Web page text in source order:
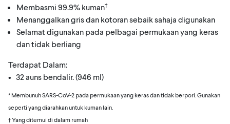
Membasmi 99.9% kuman†
Menanggalkan gris dan kotoran sebaik sahaja digunakan
Selamat digunakan pada pelbagai permukaan yang keras
dan tidak berliang
Terdapat Dalam:
• 32 auns bendalir. (946 ml)
* Membunuh SARS-CoV-2 pada permukaan yang keras dan tidak berpori. Gunakan
seperti yang diarahkan untuk kuman lain.
† Yang ditemui di dalam rumah